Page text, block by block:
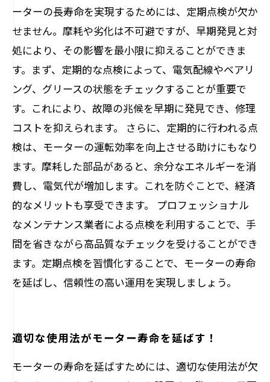
ーターの長寿命を実現するためには、定期点検が欠か
せません。摩耗や劣化は不可避ですが、早期発見と対
処により、その影響を最小限に抑えることができま
す。まず、定期的な点検によって、電気配線やベアリ
ング、グリースの状態をチェックすることが重要で
す。これにより、故障の兆候を早期に発見でき、修理
コストを抑えられます。 さらに、定期的に行われる点
検は、モーターの運転効率を向上させる助けにもなり
ます。摩耗した部品があると、余分なエネルギーを消
費し、電気代が増加します。これを防ぐことで、経済
的なメリットも享受できます。 プロフェッショナル
なメンテナンス業者による点検を利用することで、手
間を省きながら高品質なチェックを受けることができ
ます。定期点検を習慣化することで、モーターの寿命
を延ばし、信頼性の高い運用を実現しましょう。
適切な使用法がモーター寿命を延ばす！
モーターの寿命を延ばすためには、適切な使用法が欠